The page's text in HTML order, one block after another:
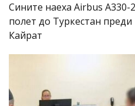
Сините наеха Airbus A330-
полет до Туркестан
Кайрат